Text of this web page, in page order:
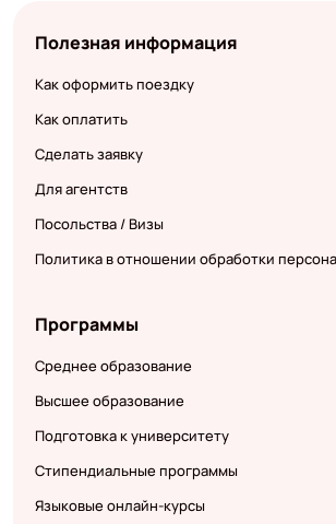
Полезная информация
Как оформить поездку
Как оплатить
Сделать заявку
Для агентств
Посольства / Визы
Политика в отношении обработки
Программы
Среднее образование
Высшее образование
Подготовка к университету
Стипендиальные программы
Языковые онлайн-курсы